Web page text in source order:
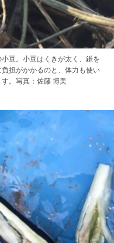
豆。小豆はくきが太く、鎌を
担がかかるのと、体力も使い
。写真：佐藤 博美